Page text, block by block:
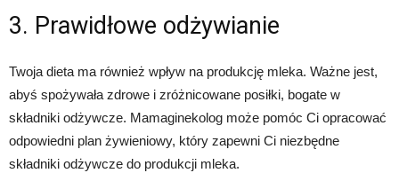
3. Prawidłowe odżywianie
Twoja dieta ma również wpływ na produkcję mleka. Ważne jest,
abyś spożywała zdrowe i zróżnicowane posiłki, bogate w
składniki odżywcze. Mamaginekolog może pomóc Ci opracować
odpowiedni plan żywieniowy, który zapewni Ci niezbędne
składniki odżywcze do produkcji mleka.